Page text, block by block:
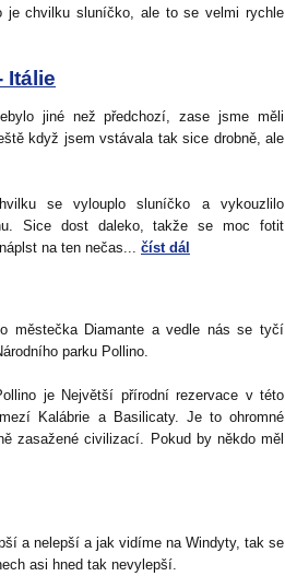
je chvilku sluníčko, ale to se velmi rychle
Itálie
jiné než předchozí, zase jsme měli
když jsem vstávala tak sice drobně, ale
se vylouplo sluníčko a vykouzlilo
Sice dost daleko, takže se moc fotit
na ten nečas... číst dál
městečka Diamante a vedle nás se tyčí
parku Pollino.
je Největší přírodní rezervace v této
Kalábrie a Basilicaty. Je to ohromné
zasažené civilizací. Pokud by někdo měl
a nelepší a jak vidíme na Windyty, tak se
asi hned tak nevylepší.